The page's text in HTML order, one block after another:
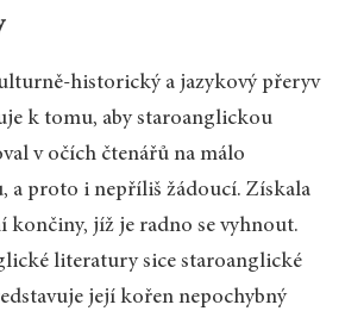
historický a jazykový přeryv
k tomu, aby staroanglickou
v očích čtenářů na málo
a proto i nepříliš žádoucí. Získala
končiny, jíž je radno se vyhnout.
literatury sice staroanglické
její kořen nepochybný